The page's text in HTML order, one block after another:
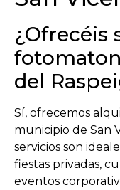
¿Ofrecéis
del
Sí, ofrecemos
municipio de San
servicios son
fiestas privadas,
eventos